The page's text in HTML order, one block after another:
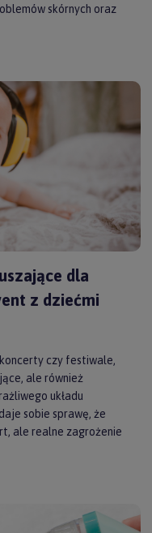
skórnych oraz
dla
z dziećmi
czy festiwale,
ale również
układu
sobie sprawę, że
ale realne zagrożenie
jako zbędny